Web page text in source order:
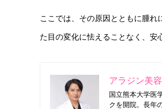
ここでは、その原因とともに腫
た目の変化に怯えることなく、安
アラジン美
国立熊本大学医
クを開院。長年